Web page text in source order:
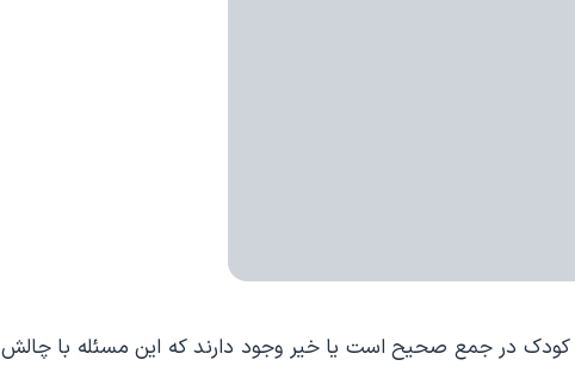
کودک در جمع صحیح است یا خیر وجود دارند که این مسئله با چالش